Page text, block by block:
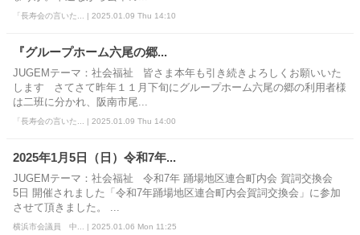
「長寿会の言いた... | 2025.01.09 Thu 14:10
『グループホーム六尾の郷...
JUGEMテーマ：社会福祉 皆さま本年も引き続きよろしくお願いいた
します さてさて昨年１１月下旬にグループホーム六尾の郷の利用者様
は二班に分かれ、阪南市尾...
「長寿会の言いた... | 2025.01.09 Thu 14:00
2025年1月5日（日）令和7年...
JUGEMテーマ：社会福祉 令和7年 踊場地区連合町内会 賀詞交換会
5日 開催されました「令和7年踊場地区連合町内会賀詞交換会」に参加
させて頂きました。 ...
横浜市会議員 中... | 2025.01.06 Mon 11:25